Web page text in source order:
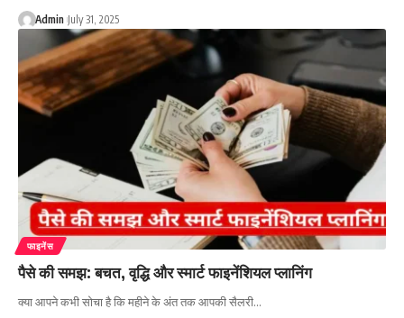
Admin July 31, 2025
फाइनेंस
पैसे की समझ: बचत, वृद्धि और स्मार्ट फाइनेंशियल प्लानिंग
क्या आपने कभी सोचा है कि महीने के अंत तक आपकी सैलरी…